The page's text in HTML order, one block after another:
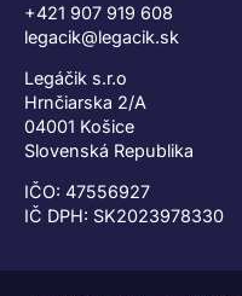
+421 907 919 608
legacik@legacik.sk
Legáčik s.r.o
Hrnčiarska 2/A
04001 Košice
Slovenská Republika
IČO: 47556927
IČ DPH: SK2023978330